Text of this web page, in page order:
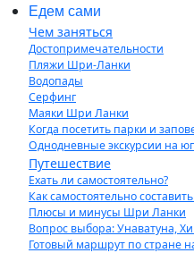
Едем сами
Чем заняться
Достопримечательности
Пляжи Шри-Ланки
Водопады
Серфинг
Маяки Шри Ланки
Когда посетить парки и
Однодневные экскурсии на
Путешествие
Ехать ли самостоятельно?
Как самостоятельно
Плюсы и минусы Шри Ланки
Вопрос выбора: Унаватуна,
Готовый маршрут по стране